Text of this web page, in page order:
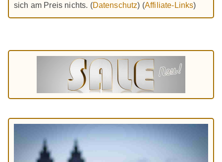
sich am Preis nichts. (Datenschutz) (Affiliate-Links)